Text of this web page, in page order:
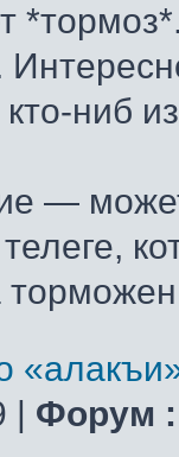
ниб
—
| Форум :